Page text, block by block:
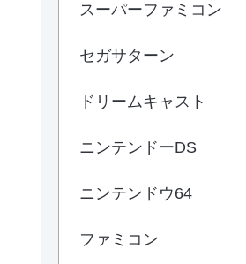
スーパーファミコン
セガサターン
ドリームキャスト
ニンテンドーDS
ニンテンドウ64
ファミコン